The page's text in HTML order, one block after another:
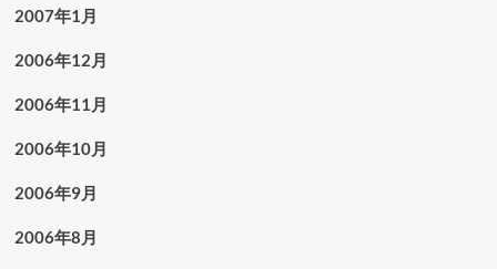
2007年1月
2006年12月
2006年11月
2006年10月
2006年9月
2006年8月